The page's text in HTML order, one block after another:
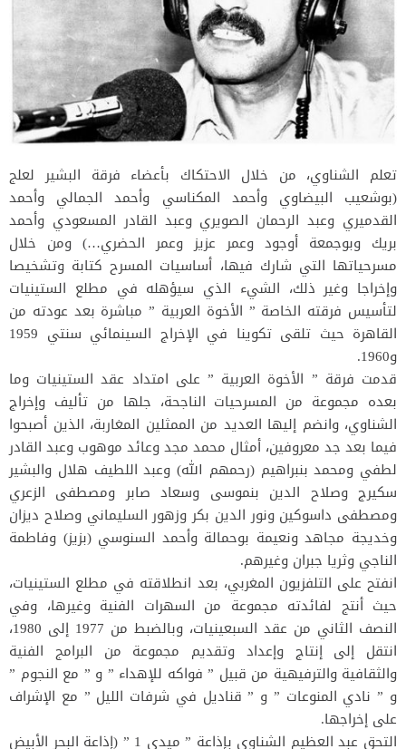
تعلم الشناوي، من خلال الاحتكاك بأعضاء فرقة البشير لعلج
(بوشعيب البيضاوي وأحمد المكناسي وأحمد الجمالي وأحمد
القدميري وعبد الرحمان الصويري وعبد القادر المسعودي وأحمد
بريك وبوجمعة أوجود وعمر عزيز وعمر الحضري…) ومن خلال
مسرحياتها التي شارك فيها، أساسيات المسرح كتابة وتشخيصا
وإخراجا وغير ذلك، الشيء الذي سيؤهله في مطلع الستينيات
لتأسيس فرقته الخاصة ” الأخوة العربية ” مباشرة بعد عودته من
القاهرة حيث تلقى تكوينا في الإخراج السينمائي سنتي 1959
و1960.
قدمت فرقة ” الأخوة العربية ” على امتداد عقد الستينيات وما
بعده مجموعة من المسرحيات الناجحة، جلها من تأليف وإخراج
الشناوي، وانضم إليها العديد من الممثلين المغاربة، الذين أصبحوا
فيما بعد جد معروفين، أمثال محمد مجد وعائد موهوب وعبد القادر
لطفي ومحمد بنبراهيم (رحمهم الله) وعبد اللطيف هلال والبشير
سكيرج وصلاح الدين بنموسى وسعاد صابر ومصطفى الزعري
ومصطفى داسوكين ونور الدين بكر وزهور السليماني وصلاح ديزان
وخديجة مجاهد ونعيمة بوحمالة وأحمد السنوسي (بزيز) وفاطمة
الناجي وثريا جبران وغيرهم.
انفتح على التلفزيون المغربي، بعد انطلاقته في مطلع الستينيات،
حيث أنتج لفائدته مجموعة من السهرات الفنية وغيرها، وفي
النصف الثاني من عقد السبعينيات، وبالضبط من 1977 إلى 1980،
انتقل إلى إنتاج وإعداد وتقديم مجموعة من البرامج الفنية
والثقافية والترفيهية من قبيل ” فواكه للإهداء ” و ” مع النجوم ”
و ” نادي المنوعات ” و ” قناديل في شرفات الليل ” مع الإشراف
على إخراجها.
التحق عبد العظيم الشناوي بإذاعة ” ميدي 1 ” (إذاعة البحر الأبيض